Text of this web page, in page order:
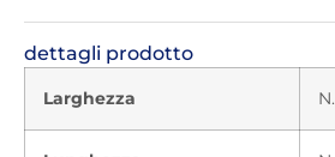
dettagli prodotto
Larghezza